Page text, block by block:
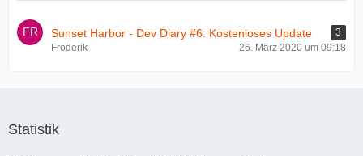
Sunset Harbor - Dev Diary #6: Kostenloses Update
3
Froderik
26. März 2020 um 09:18
Statistik